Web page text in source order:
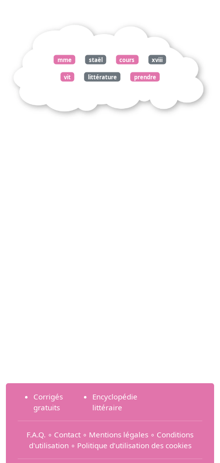
mme staël cours xviii
vit littérature prendre
devient arme
Corrigés
gratuits
Encyclopédie
littéraire
F.A.Q. ∘ Contact ∘ Mentions légales ∘ Conditions
d'utilisation ∘ Politique d’utilisation des cookies